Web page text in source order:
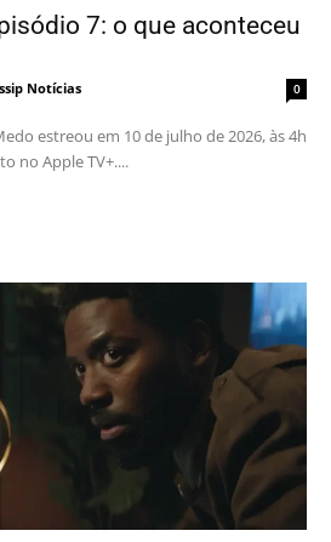
7: o que aconteceu
Notícias 0
estreou em 10 de julho de 2026, às 4h
no Apple TV+....